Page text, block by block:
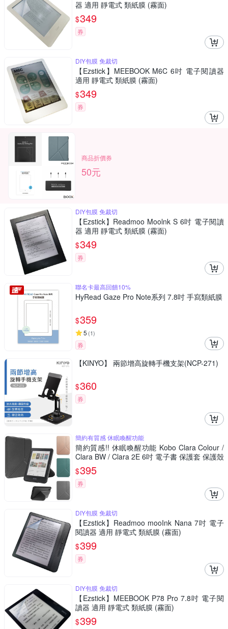
器 適用 靜電式 類紙膜 (霧面)
$349
券
DIY包膜 免裁切
【Ezstick】MEEBOOK M6C 6吋 電子閱讀器
適用 靜電式 類紙膜 (霧面)
$349
券
商品折價券
50元
DIY包膜 免裁切
【Ezstick】Readmoo Moolnk S 6吋 電子閱讀
器 適用 靜電式 類紙膜 (霧面)
$349
券
聯名卡最高回饋10%
HyRead Gaze Pro Note系列 7.8吋 手寫類紙膜
$359
5 (1)
券
【KINYO】 兩節增高旋轉手機支架(NCP-271)
$360
券
簡約有質感 休眠喚醒功能
簡約質感!! 休眠喚醒功能 Kobo Clara Colour /
Clara BW / Clara 2E 6吋 電子書 保護套 保護殼
橫向 直立 輕鬆轉換 皮套
$395
券
DIY包膜 免裁切
【Ezstick】Readmoo mooInk Nana 7吋 電子
閱讀器 適用 靜電式 類紙膜 (霧面)
$399
券
DIY包膜 免裁切
【Ezstick】MEEBOOK P78 Pro 7.8吋 電子閱
讀器 適用 靜電式 類紙膜 (霧面)
$399